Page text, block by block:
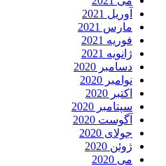
آوریل 2021
مارس 2021
فوریه 2021
ژانویه 2021
دسامبر 2020
نوامبر 2020
اکتبر 2020
سپتامبر 2020
آگوست 2020
جولای 2020
ژوئن 2020
می 2020